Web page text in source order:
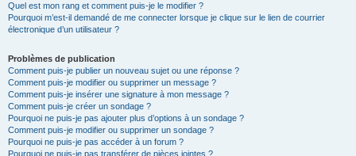
Quel est mon rang et comment puis-je le modifier ?
Pourquoi m’est-il demandé de me connecter lorsque je clique sur le lien de courrier
électronique d’un utilisateur ?
Problèmes de publication
Comment puis-je publier un nouveau sujet ou une réponse ?
Comment puis-je modifier ou supprimer un message ?
Comment puis-je insérer une signature à mon message ?
Comment puis-je créer un sondage ?
Pourquoi ne puis-je pas ajouter plus d’options à un sondage ?
Comment puis-je modifier ou supprimer un sondage ?
Pourquoi ne puis-je pas accéder à un forum ?
Pourquoi ne puis-je pas transférer de pièces jointes ?